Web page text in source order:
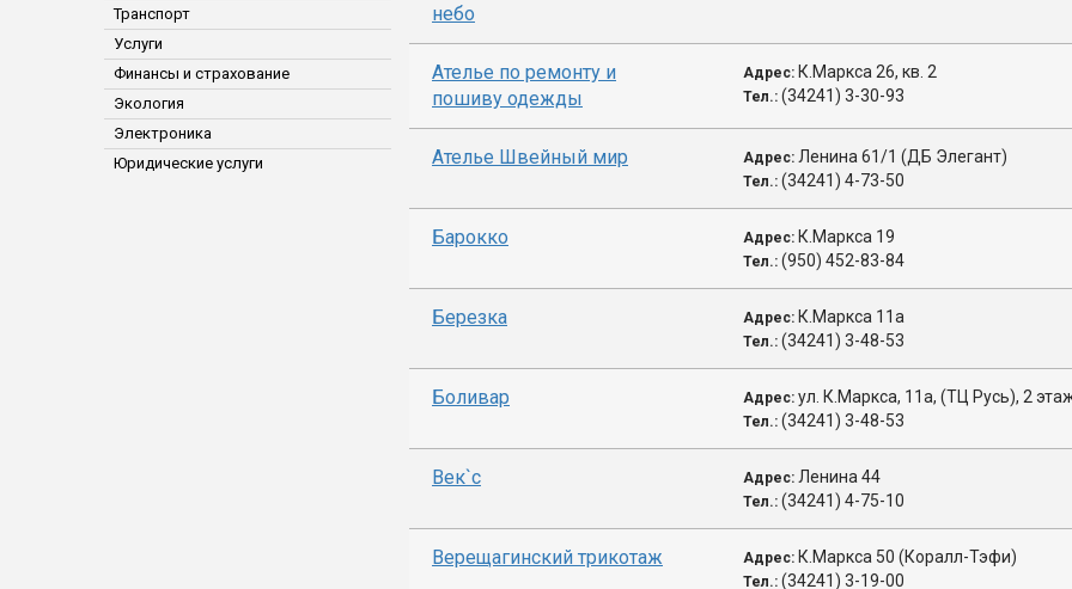
Транспорт
Услуги
Финансы и страхование
Экология
Электроника
Юридические услуги
небо
Ателье по ремонту и
пошиву одежды
Адрес: К.Маркса 26, кв. 2
Тел.: (34241) 3-30-93
Ателье Швейный мир Адрес: Ленина 61/1 (ДБ Элегант)
Тел.: (34241) 4-73-50
Барокко Адрес: К.Маркса 19
Тел.: (950) 452-83-84
Березка Адрес: К.Маркса 11а
Тел.: (34241) 3-48-53
Боливар Адрес: ул. К.Маркса, 11а, (ТЦ Русь), 2
Тел.: (34241) 3-48-53
Век`с Адрес: Ленина 44
Тел.: (34241) 4-75-10
Верещагинский трикотаж Адрес: К.Маркса 50 (Коралл-Тэфи)
Тел.: (34241) 3-19-00